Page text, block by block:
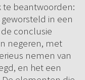
te beantwoorden:
in een
conclusie
negeren, met
nemen van
en het een